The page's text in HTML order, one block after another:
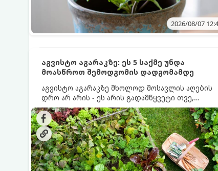
2026/08/07
აგვისტო აგარაკზე: ეს 5 საქმე უნდა
მოასწროთ შემოდგომის დადგომამდე
აგვისტო აგარაკზე მხოლოდ მოსავლის აღების
დრო არ არის - ეს არის გადამწყვეტი თვე,
როდესაც საფუძველი ეყრება მომავალი წლის
მოსავალს და ბაღი მზადდება შემოდგომა-
ზამთრის სეზონისთვის. იმისათვის, რომ
ნიადაგმა ენერგია აღიდგინოს, ხოლო
მცენარეებმა ზამთარს გაუძლონ, აგვისტოს
ბოლომდე 5 მნიშვნელოვანი საქმის გაკეთება
უნდა მოასწროთ: